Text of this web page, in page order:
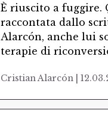
È riuscito a fuggire.
raccontata dallo
Alarcón, anche lui
terapie di
Cristian Alarcón |